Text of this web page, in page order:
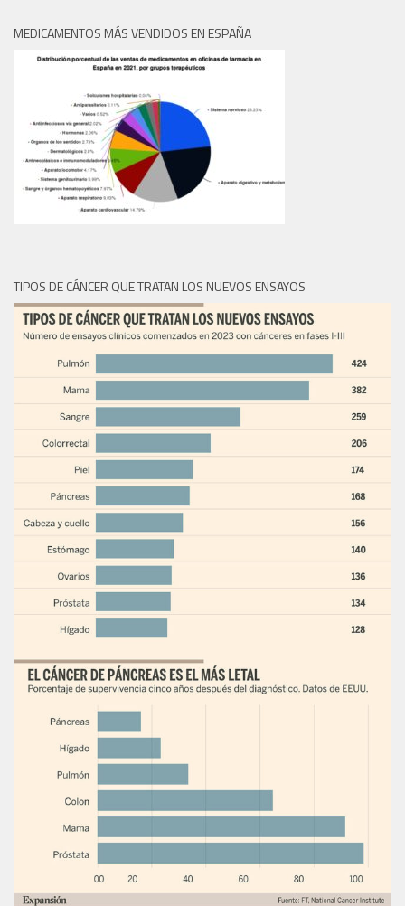
MEDICAMENTOS MÁS VENDIDOS EN ESPAÑA
TIPOS DE CÁNCER QUE TRATAN LOS NUEVOS ENSAYOS